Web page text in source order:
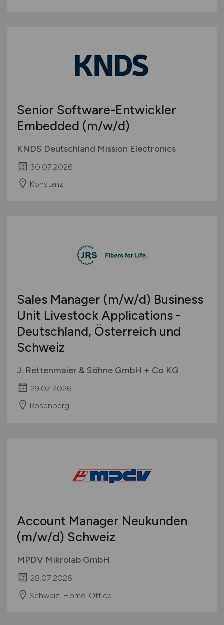
Senior Software-Entwickler
Embedded (m/w/d)
KNDS Deutschland Mission Electronics
30.07.2026
Konstanz
Sales Manager (m/w/d) Business
Unit Livestock Applications -
Deutschland, Österreich und
Schweiz
J. Rettenmaier & Söhne GmbH + Co KG
29.07.2026
Rosenberg
Account Manager Neukunden
(m/w/d) Schweiz
MPDV Mikrolab GmbH
28.07.2026
Schweiz, Home-Office